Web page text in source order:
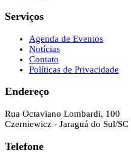
Serviços
Agenda de Eventos
Notícias
Contato
Políticas de Privacidade
Endereço
Rua Octaviano Lombardi, 100
Czerniewicz - Jaraguá do Sul/SC
Telefone